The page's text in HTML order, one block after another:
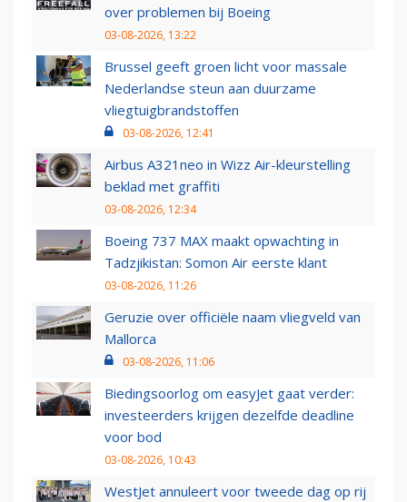
over problemen bij Boeing
03-08-2026, 13:22
Brussel geeft groen licht voor massale
Nederlandse steun aan duurzame
vliegtuigbrandstoffen
03-08-2026, 12:41
Airbus A321neo in Wizz Air-kleurstelling
beklad met graffiti
03-08-2026, 12:34
Boeing 737 MAX maakt opwachting in
Tadzjikistan: Somon Air eerste klant
03-08-2026, 11:26
Geruzie over officiële naam vliegveld van
Mallorca
03-08-2026, 11:06
Biedingsoorlog om easyJet gaat verder:
investeerders krijgen dezelfde deadline
voor bod
03-08-2026, 10:43
WestJet annuleert voor tweede dag op rij